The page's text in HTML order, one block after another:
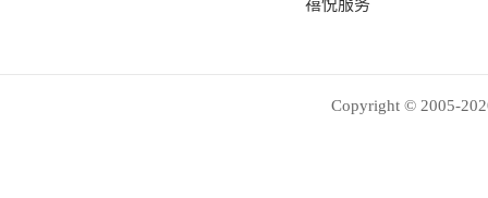
禧悦服务
Copyright © 2005-